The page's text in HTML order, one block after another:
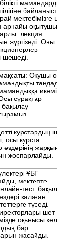
білікті мамандардың
байланысты.
мектебімізге шет
арнайы оқытушылар
лекция
жүргізеді. Оны
шешеді.
Оқушы өзіне
таңдады
икемі
сұрақтар
курстардың ішіне
осы курста
жарқын
жоспарлайды.
ҰБТ
мектепте
тест, бақылау
қалаған
түседі.
шет
оқығысы келген
бар
жасайды.